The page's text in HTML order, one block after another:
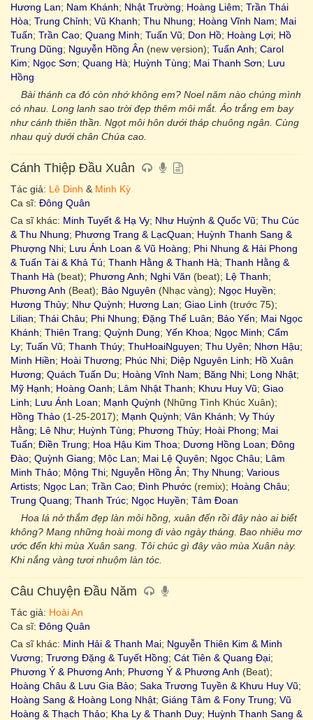
Hương Lan; Nam Khánh; Nhật Trường; Hoàng Liêm; Trần Thái
Hòa; Trung Chỉnh; Vũ Khanh; Thu Nhung; Hoàng Vĩnh Nam; Mai
Tuấn; Trần Cao; Quang Minh; Tuấn Vũ; Don Hồ; Hoàng Lợi; Hồ
Trung Dũng; Nguyễn Hồng Ân (new version); Tuấn Anh; Carol
Kim; Ngọc Sơn; Quang Hà; Huỳnh Tùng; Mai Thanh Sơn; Lưu
Hồng
Bài thánh ca đó còn nhớ không em? Noel năm nào chúng mình
có nhau. Long lanh sao trời đẹp thêm môi mắt. Áo trắng em bay
như cánh thiên thần. Ngọt môi hôn dưới tháp chuông ngân. Cùng
nhau quỳ dưới chân Chúa cao.
Cánh Thiệp Đầu Xuân
Tác giả: Lê Dinh & Minh Kỳ
Ca sĩ: Đông Quân
Ca sĩ khác: Minh Tuyết & Hạ Vy; Như Huỳnh & Quốc Vũ; Thu Cúc
& Thu Nhung; Phương Trang & LạcQuan; Huỳnh Thanh Sang &
Phượng Nhi; Lưu Ánh Loan & Vũ Hoàng; Phi Nhung & Hải Phong
& Tuấn Tài & Khả Tú; Thanh Hằng & Thanh Hà; Thanh Hằng &
Thanh Hà (beat); Phương Anh; Nghi Văn (beat); Lệ Thanh;
Phương Anh (Beat); Bảo Nguyên (Nhạc vàng); Ngọc Huyền;
Hương Thủy; Như Quỳnh; Hương Lan; Giao Linh (trước 75);
Lilian; Thái Châu; Phi Nhung; Đặng Thế Luân; Bảo Yến; Mai Ngọc
Khánh; Thiên Trang; Quỳnh Dung; Yến Khoa; Ngọc Minh; Cẩm
Ly; Tuấn Vũ; Thanh Thúy; ThuHoaiNguyen; Thu Uyên; Nhơn Hậu;
Minh Hiền; Hoài Thương; Phúc Nhi; Diệp Nguyên Linh; Hồ Xuân
Hương; Quách Tuấn Du; Hoàng Vĩnh Nam; Băng Nhi; Long Nhật;
Mỹ Hạnh; Hoàng Oanh; Lâm Nhật Thanh; Khưu Huy Vũ; Giao
Linh; Lưu Ánh Loan; Mạnh Quỳnh (Những Tình Khúc Xuân);
Hồng Thảo (1-25-2017); Mạnh Quỳnh; Vân Khánh; Vy Thúy
Hằng; Lê Như; Huỳnh Tùng; Phương Thủy; Hoài Phong; Mai
Tuấn; Điền Trung; Hoa Hậu Kim Thoa; Dương Hồng Loan; Đông
Đào; Quỳnh Giang; Mộc Lan; Mai Lệ Quyên; Ngọc Châu; Lâm
Minh Thảo; Mộng Thi; Nguyễn Hồng Ân; Thy Nhung; Various
Artists; Ngọc Lan; Trần Cao; Đình Phước (remix); Hoàng Châu;
Trung Quang; Thanh Trúc; Ngọc Huyền; Tâm Đoan
Hoa lá nở thắm đẹp làn môi hồng, xuân đến rồi đây nào ai biết
không? Mang những hoài mong đi vào ngày tháng. Bao nhiêu mơ
ước đến khi mùa Xuân sang. Tôi chúc gì đây vào mùa Xuân này.
Khi nắng vàng tươi nhuộm làn tóc.
Câu Chuyện Đầu Năm
Tác giả: Hoài An
Ca sĩ: Đông Quân
Ca sĩ khác: Minh Hải & Thanh Mai; Nguyễn Thiên Kim & Minh
Vương; Trương Đặng & Tuyết Hồng; Cát Tiên & Quang Đại;
Phương Ý & Phương Anh; Phương Ý & Phương Anh (Beat);
Hoàng Châu & Lưu Gia Bảo; Saka Trương Tuyền & Khưu Huy Vũ;
Hoàng Sang & Hoàng Long Nhật; Giáng Tâm & Fony Trung; Vũ
Hoàng & Thạch Thảo; Kha Ly & Thanh Duy; Huỳnh Thanh Sang &